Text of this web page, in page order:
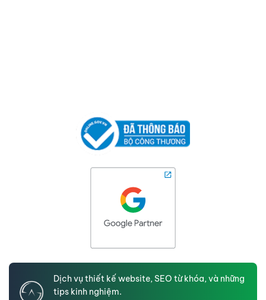
Dịch vụ thiết kế website, SEO từ khóa, và những
tips kinh nghiệm.